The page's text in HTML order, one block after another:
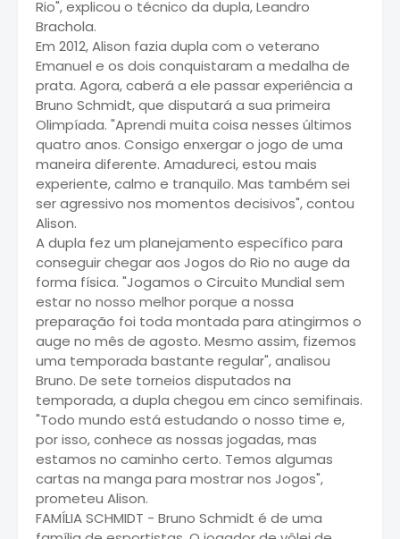
Rio", explicou o técnico da dupla, Leandro
Brachola.
Em 2012, Alison fazia dupla com o veterano
Emanuel e os dois conquistaram a medalha de
prata. Agora, caberá a ele passar experiência a
Bruno Schmidt, que disputará a sua primeira
Olimpíada. "Aprendi muita coisa nesses últimos
quatro anos. Consigo enxergar o jogo de uma
maneira diferente. Amadureci, estou mais
experiente, calmo e tranquilo. Mas também sei
ser agressivo nos momentos decisivos", contou
Alison.
A dupla fez um planejamento específico para
conseguir chegar aos Jogos do Rio no auge da
forma física. "Jogamos o Circuito Mundial sem
estar no nosso melhor porque a nossa
preparação foi toda montada para atingirmos o
auge no mês de agosto. Mesmo assim, fizemos
uma temporada bastante regular", analisou
Bruno. De sete torneios disputados na
temporada, a dupla chegou em cinco semifinais.
"Todo mundo está estudando o nosso time e,
por isso, conhece as nossas jogadas, mas
estamos no caminho certo. Temos algumas
cartas na manga para mostrar nos Jogos",
prometeu Alison.
FAMÍLIA SCHMIDT - Bruno Schmidt é de uma